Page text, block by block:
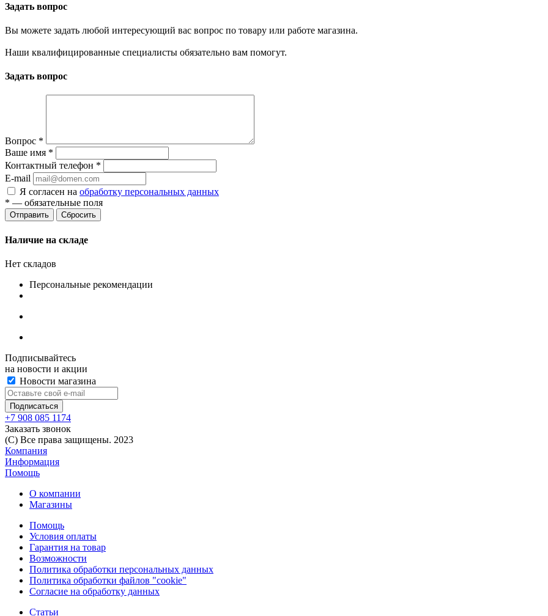
Задать вопрос
Вы можете задать любой интересующий вас вопрос по товару или работе магазина.
Наши квалифицированные специалисты обязательно вам помогут.
Задать вопрос
Вопрос *
Ваше имя *
Контактный телефон *
E-mail
Я согласен на обработку персональных данных
* — обязательные поля
Сбросить
Наличие на складе
Нет складов
Персональные рекомендации
Подписывайтесь
на новости и акции
Новости магазина
+7 908 085 1174
Заказать звонок
(C) Все права защищены. 2023
Компания
Информация
Помощь
О компании
Магазины
Помощь
Условия оплаты
Гарантия на товар
Возможности
Политика обработки персональных данных
Политика обработки файлов "cookie"
Согласие на обработку данных
Статьи